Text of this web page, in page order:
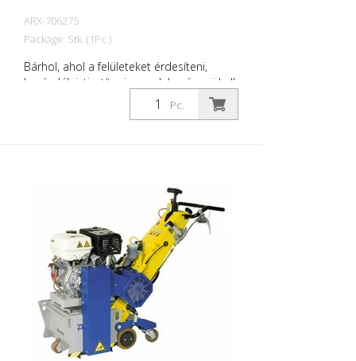
ARX-706275
Package: Stk. (1Pc.)
Bárhol, ahol a felületeket érdesíteni,
barázdálni, tisztítani vagy dekopírozni kell,
a VA 30 S a megfelelő gép. A
fokozatmentesen állítható mélységállító
hatékony munkát tesz lehetővé. Ezek
teszik a VA 30 S-t a legkeményebb
alkalmazásokhoz való felület-előkészítő
géppé. Minden alkalmazáshoz létezik a
megfelelő pengekészlet. Súly: kb. 140 -
180 kg (300 - 400 font) Művelet: Benzines
Honda Teljesítmény: 6,0 kW
Munkaszélesség: 300 mm (12'') Távolság a
faltól: 90 mm (3,5'') Méretek: 1355 x 555 x
1090 mm (53 x 22 x 43'') Szabványos
szerelvények: 8 oldalú lamellák vagy az Ön
Pc.